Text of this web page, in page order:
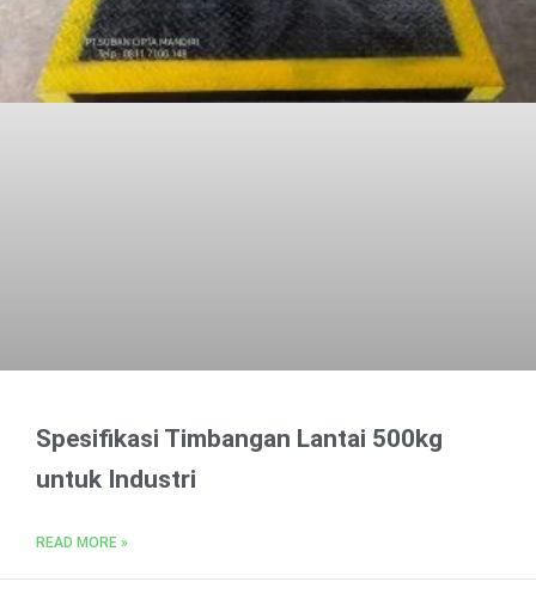
Spesifikasi Timbangan Lantai 500kg
untuk Industri
READ MORE »